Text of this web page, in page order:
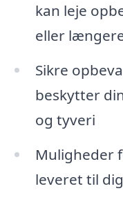
kan leje
eller
Sikre
beskytter
og tyveri
Muligheder
leveret til